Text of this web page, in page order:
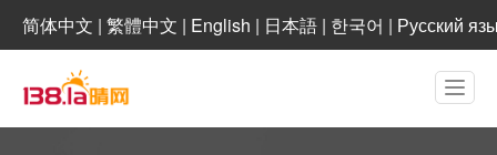
简体中文 | 繁體中文 | English | 日本語 | 한국어 | Русский